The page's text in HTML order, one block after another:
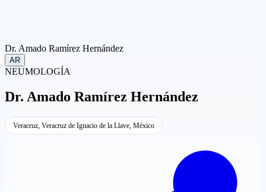
Dr. Amado Ramírez Hernández
AR
NEUMOLOGÍA
Dr. Amado Ramírez Hernández
Veracruz, Veracruz de Ignacio de la Llave, México